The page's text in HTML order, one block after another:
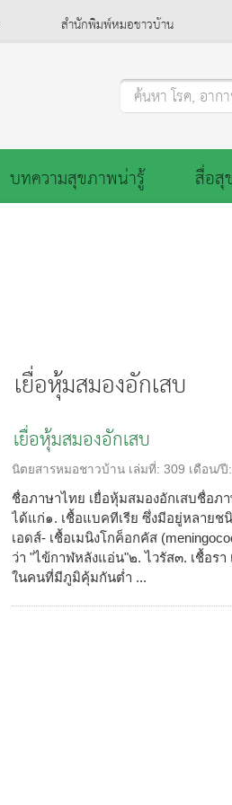
สำนักพิมพ์หมอชาวบ้าน
ค้นหา โรค, อาก
บทความสุขภาพน่ารู้ สื่อสุ
เยื่อหุ้มสมองอักเสบ
เยื่อหุ้มสมองอักเสบ
นิตยสารหมอชาวบ้าน เล่มที่: 309 เดือน/ปี:
ชื่อภาษาไทย เยื่อหุ้มสมองอักเสบชื่อภ
ได้แก่๑. เชื้อแบคทีเรีย ซึ่งมีอยู่หลาย
เอดส์- เชื้อเมนิงโกค็อกคัส
ว่า "ไข้กาฬหลังแอ่น"๒. ไวรัส๓. เชื้อ
ในคนที่มีภูมิคุ้มกันต่ำ ...